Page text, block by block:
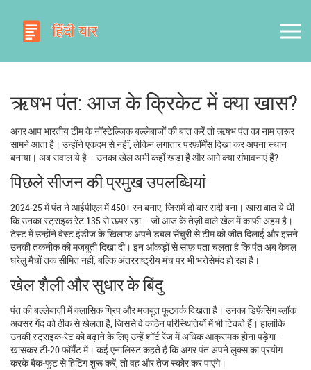
ऋषभ पंत: आज के क्रिकेट में क्या खास?
अगर आप भारतीय टीम के नॉस्टेल्जिक बल्लेबाज़ों की बात करें तो ऋषभ पंत का नाम ज़रूर
सामने आता है। उन्होंने एकदम से नहीं, लेकिन लगातार परफ़ॉर्मेंस दिखा कर अपना स्थान
बनाया। अब सवाल ये है – उनका खेल अभी कहाँ खड़ा है और आगे क्या संभावनाएं हैं?
पिछले सीजन की प्रमुख उपलब्धियां
2024‑25 में पंत ने आईपीएल में 450+ रन बनाए, जिसमें दो बार सदी बना। खास बात ये थी
कि उनका स्ट्राइक रेट 135 से ऊपर रहा – जो आज के तेज़ी वाले खेल में काफी अहम है।
टेस्ट में उन्होंने वेस्ट इंडीज के खिलाफ अपने डबल सेंचुरी से टीम को जीत दिलाई और इसने
उनकी तकनीक की मजबूती दिखा दी। इन आंकड़ों से साफ़ पता चलता है कि पंत अब केवल
घरेलु मैचों तक सीमित नहीं, बल्कि अंतरराष्ट्रीय मंच पर भी भरोसेमंद हो रहा है।
खेल शैली और सुधार के बिंदु
पंत की बल्लेबाज़ी में क्लासिक ग्रिप और मजबूत फूटवर्क दिखता है। उनका डिफ़ेंसिंग ब्लॉक
अक्सर गेंद को ठीक से खेलता है, जिससे वे कठिन परिस्थितियों में भी टिकते हैं। हालांकि
उनकी स्ट्राइक‑रेट को बढ़ाने के लिए उन्हें शॉर्ट रेंज में अधिक आक्रामक होना पड़ेगा –
खासकर टी‑20 फॉर्मैट में। कई एनालिस्ट कहते हैं कि अगर पंत अपने लुक्स का प्रयोग
करके बैक‑फुट से हिटिंग शुरू करें, तो वह और तेज़ स्कोर कर पाएंगे।